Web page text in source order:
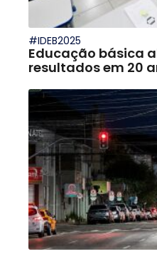
#IDEB2025
Educação básica
resultados em 20